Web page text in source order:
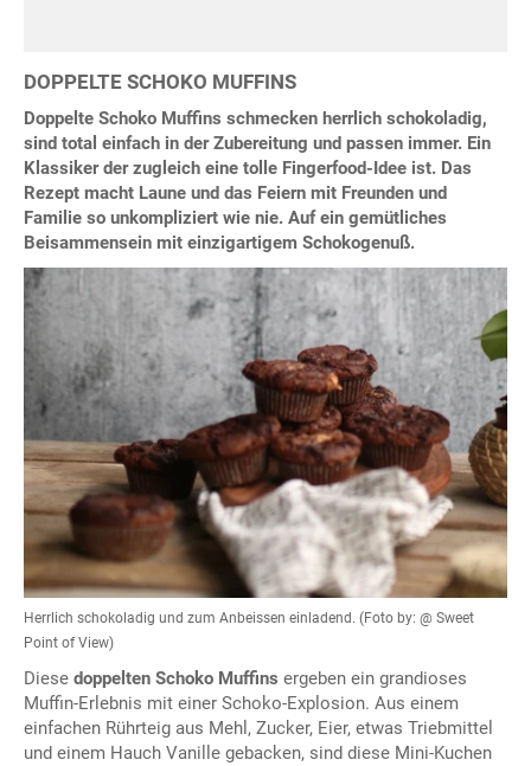
DOPPELTE SCHOKO MUFFINS
Doppelte Schoko Muffins schmecken herrlich schokoladig,
sind total einfach in der Zubereitung und passen immer. Ein
Klassiker der zugleich eine tolle Fingerfood-Idee ist. Das
Rezept macht Laune und das Feiern mit Freunden und
Familie so unkompliziert wie nie. Auf ein gemütliches
Beisammensein mit einzigartigem Schokogenuß.
Herrlich schokoladig und zum Anbeissen einladend. (Foto by: @ Sweet
Point of View)
Diese doppelten Schoko Muffins ergeben ein grandioses
Muffin-Erlebnis mit einer Schoko-Explosion. Aus einem
einfachen Rührteig aus Mehl, Zucker, Eier, etwas Triebmittel
und einem Hauch Vanille gebacken, sind diese Mini-Kuchen